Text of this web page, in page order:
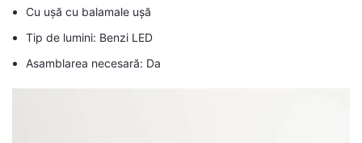
Cu ușă cu balamale ușă
Tip de lumini: Benzi LED
Asamblarea necesară: Da